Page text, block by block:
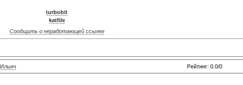
turbobit
katfile
Сообщить о неработающей ссылке
Ильич Рейтинг: 0.0/0